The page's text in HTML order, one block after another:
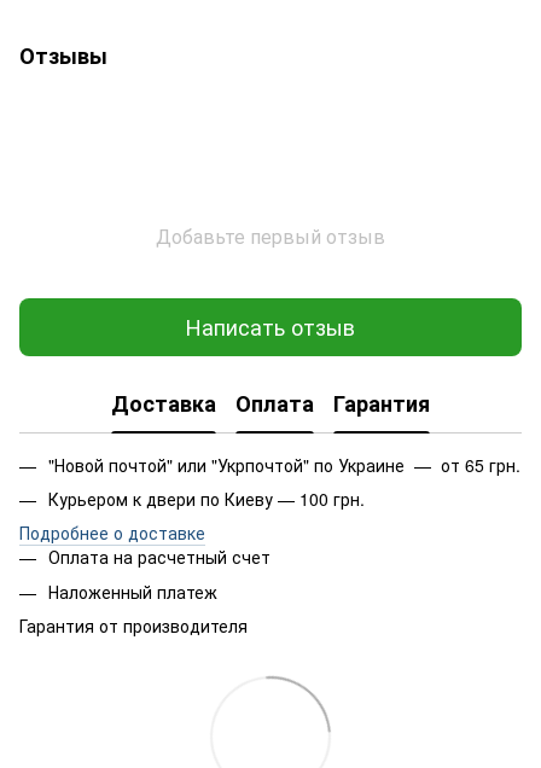
Отзывы
Добавьте первый отзыв
Написать отзыв
Доставка Оплата Гарантия
"Новой почтой" или "Укрпочтой" по Украине — от 65 грн.
Курьером к двери по Киеву — 100 грн.
Подробнее о доставке
Оплата на расчетный счет
Наложенный платеж
Гарантия от производителя